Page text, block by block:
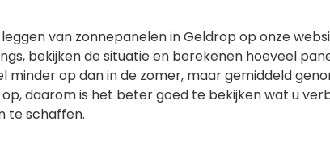
van zonnepanelen in Geldrop op onze
bekijken de situatie en berekenen hoeveel
minder op dan in de zomer, maar gemiddeld
daarom is het beter goed te bekijken wat u
te schaffen.